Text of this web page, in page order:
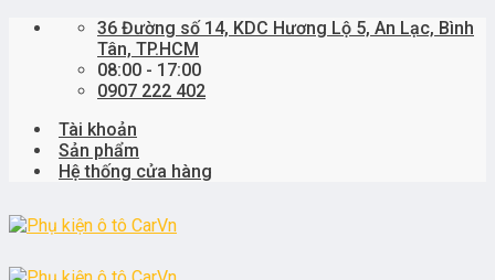
Skip
36 Đường số 14, KDC Hương Lộ 5, An Lạc, Bình
Tân, TP.HCM
08:00 - 17:00
0907 222 402
Tài khoản
Sản phẩm
Hệ thống cửa hàng